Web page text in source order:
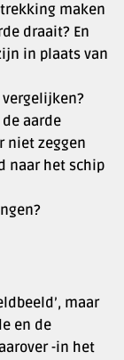
maken
draait? En
in plaats van
vergelijken?
aarde
niet zeggen
naar het schip
maar
en de
-in het